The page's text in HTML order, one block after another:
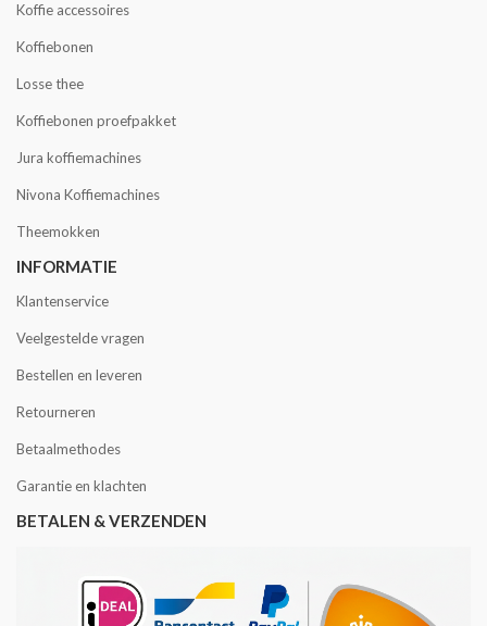
Koffie accessoires
Koffiebonen
Losse thee
Koffiebonen proefpakket
Jura koffiemachines
Nivona Koffiemachines
Theemokken
INFORMATIE
Klantenservice
Veelgestelde vragen
Bestellen en leveren
Retourneren
Betaalmethodes
Garantie en klachten
BETALEN & VERZENDEN